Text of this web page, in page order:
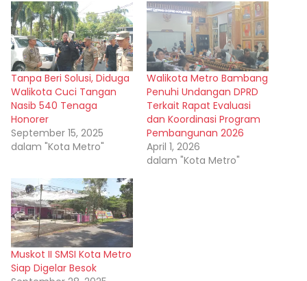
Tanpa Beri Solusi, Diduga
Walikota Cuci Tangan
Nasib 540 Tenaga
Honorer
September 15, 2025
dalam "Kota Metro"
Walikota Metro Bambang
Penuhi Undangan DPRD
Terkait Rapat Evaluasi
dan Koordinasi Program
Pembangunan 2026
April 1, 2026
dalam "Kota Metro"
Muskot II SMSI Kota Metro
Siap Digelar Besok